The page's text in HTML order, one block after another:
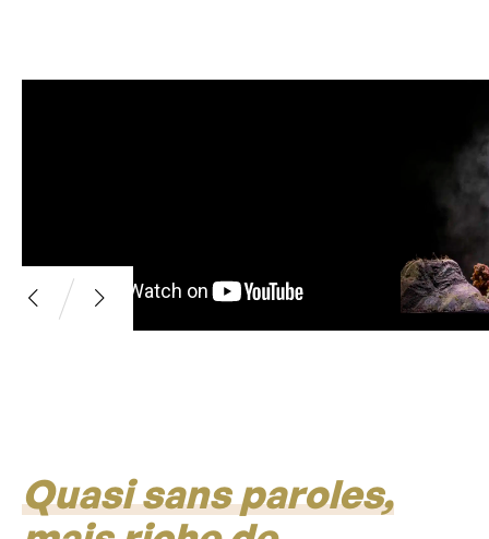
Quasi sans paroles,